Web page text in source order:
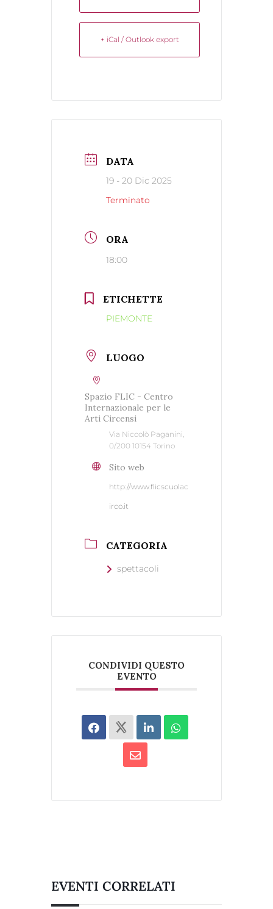
+ iCal / Outlook export
DATA
19 - 20 Dic 2025
Terminato
ORA
18:00
ETICHETTE
PIEMONTE
LUOGO
Spazio FLIC - Centro
Internazionale per le
Arti Circensi
Via Niccolò Paganini,
0/200 10154 Torino
Sito web
http://www.flicscuolac
irco.it
CATEGORIA
spettacoli
CONDIVIDI QUESTO
EVENTO
EVENTI CORRELATI